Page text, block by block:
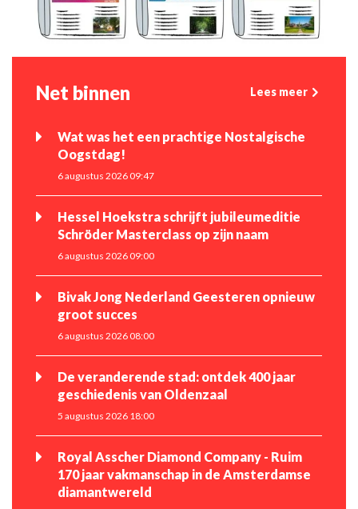
Net binnen Lees meer
Wat was het een prachtige Nostalgische
Oogstdag!
6 augustus 2026 09:47
Hessel Hoekstra schrijft jubileumeditie
Schröder Masterclass op zijn naam
6 augustus 2026 09:00
Bivak Jong Nederland Geesteren opnieuw
groot succes
6 augustus 2026 08:00
De veranderende stad: ontdek 400 jaar
geschiedenis van Oldenzaal
5 augustus 2026 18:00
Royal Asscher Diamond Company - Ruim
170 jaar vakmanschap in de Amsterdamse
diamantwereld